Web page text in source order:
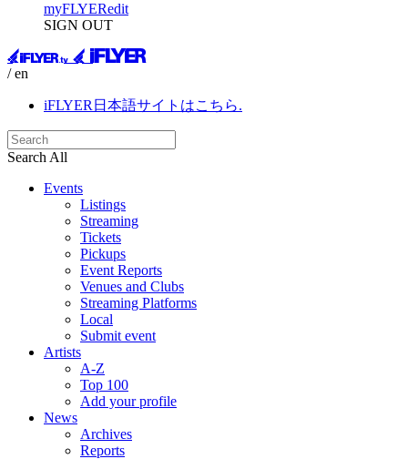
myFLYERedit
SIGN OUT
/ en
iFLYER日本語サイトはこちら.
Search All
Events
Listings
Streaming
Tickets
Pickups
Event Reports
Venues and Clubs
Streaming Platforms
Local
Submit event
Artists
A-Z
Top 100
Add your profile
News
Archives
Reports